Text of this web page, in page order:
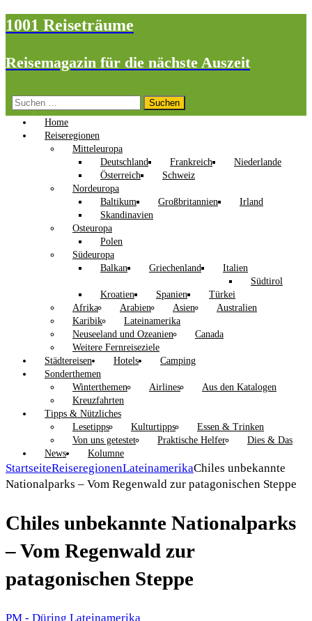
1001 Reiseträume
Reisemagazin für die nächste Auszeit
Suchen
nach:
Home
Reiseregionen
Mitteleuropa
Deutschland
Frankreich
Niederlande
Österreich
Schweiz
Nordeuropa
Baltikum
Großbritannien
Irland
Skandinavien
Osteuropa
Polen
Südeuropa
Balkan
Griechenland
Italien
Südtirol
Kroatien
Spanien
Türkei
Afrika
Arabien Asien
Australien
Karibik
Lateinamerika
Neuseeland und Ozeanien
Canada
Weitere Fernreiseziele
Städtereisen
Hotels
Camping
Sonderthemen
Winterthemen
Airlines
Aus den Katalogen
Kreuzfahrten
Tipps & Nützliches
Lesetipps
Kulturtipps
Essen & Trinken
Von uns getestet
Praktische Helfer
Dies & Das
News
Kolumne
StartseiteReiseregionenLateinamerikaChiles unbekannte
Nationalparks – Vom Regenwald zur patagonischen Steppe
Chiles unbekannte Nationalparks
– Vom Regenwald zur
patagonischen Steppe
PM - Düring Lateinamerika